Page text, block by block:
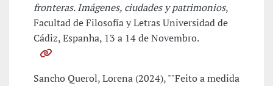
fronteras. Imágenes, ciudades y patrimonios,
Facultad de Filosofía y Letras Universidad de
Cádiz, Espanha, 13 a 14 de Novembro.
Sancho Querol, Lorena (2024), ""Feito a medida